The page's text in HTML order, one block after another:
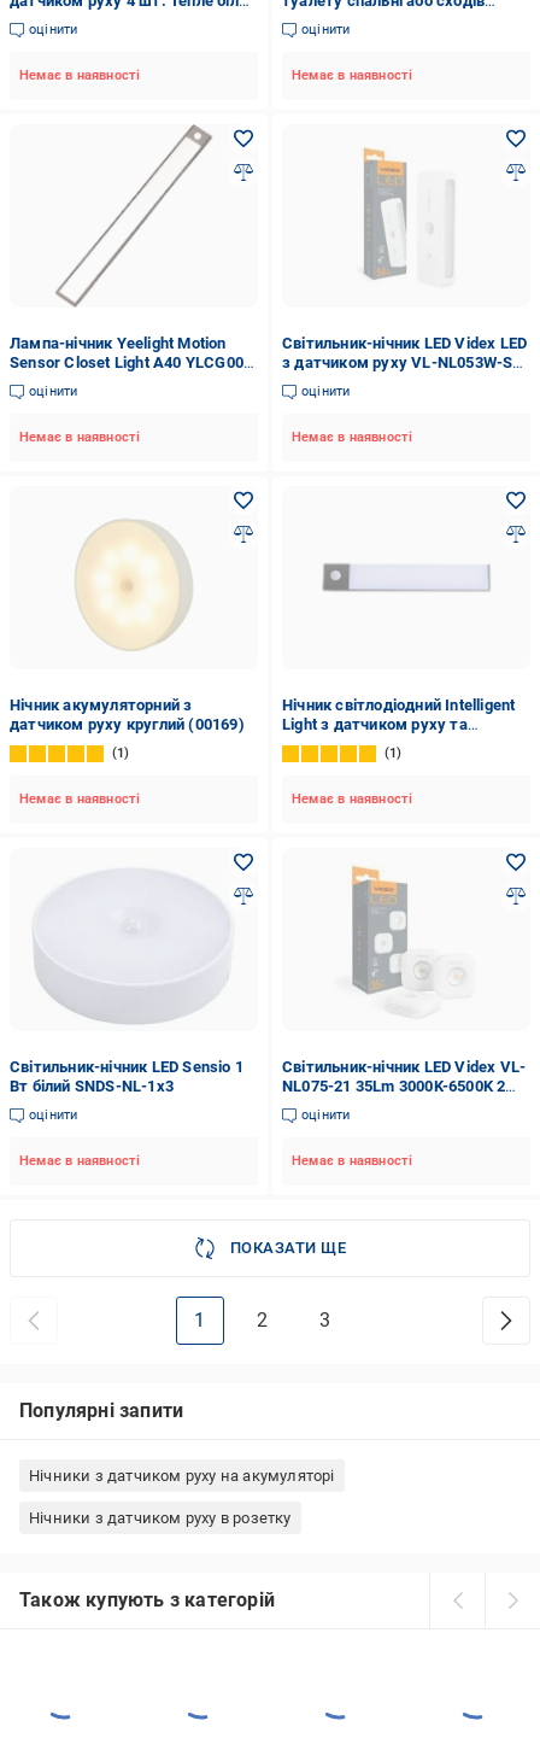
світло
оцінити
Немає в наявності
Різнокольоровий (33272434)
оцінити
Немає в наявності
Лампа-нічник Yeelight Motion
Sensor Closet Light A40 YLCG004
з датчиком руху Black
оцінити
Немає в наявності
Світильник-нічник LED Videx LED
з датчиком руху VL-NL053W-S
50Lm 3000K-6500K білий 28222
оцінити
Немає в наявності
Нічник акумуляторний з
датчиком руху круглий (00169)
1
Немає в наявності
Нічник світлодіодний Intelligent
Light з датчиком руху та
акумулятором 20 см Чорний
(1801272)
1
Немає в наявності
Світильник-нічник LED Sensio 1
Вт білий SNDS-NL-1x3
оцінити
Немає в наявності
Світильник-нічник LED Videx VL-
NL075-21 35Lm 3000K-6500K 2
шт. білий 28224
оцінити
Немає в наявності
ПОКАЗАТИ ЩЕ
1 2 3
Популярні запити
Нічники з датчиком руху на акумуляторі
Нічники з датчиком руху в розетку
Також купують з категорій